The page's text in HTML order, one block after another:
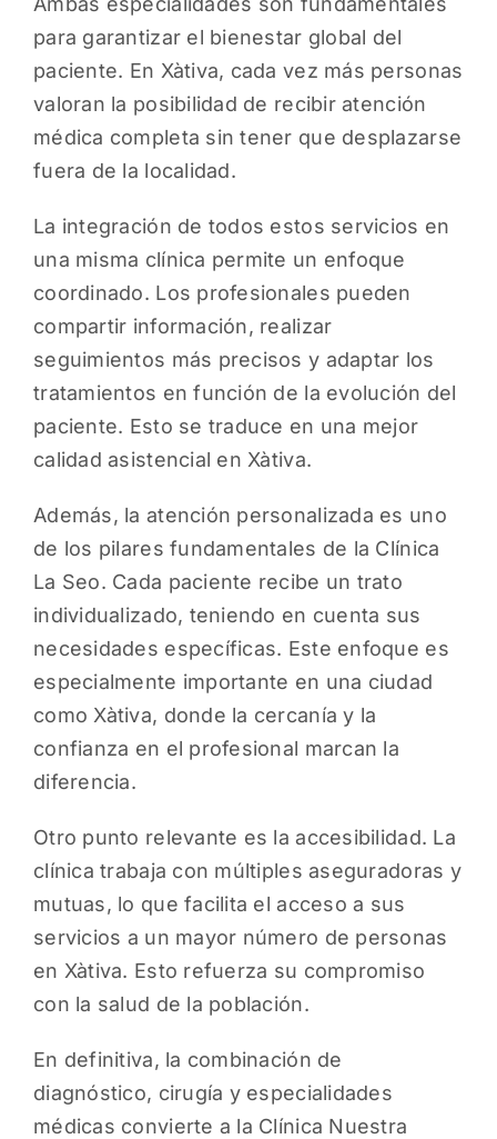
para garantizar el bienestar global del
paciente. En Xàtiva, cada vez más personas
valoran la posibilidad de recibir atención
médica completa sin tener que desplazarse
fuera de la localidad.
La integración de todos estos servicios en
una misma clínica permite un enfoque
coordinado. Los profesionales pueden
compartir información, realizar
seguimientos más precisos y adaptar los
tratamientos en función de la evolución del
paciente. Esto se traduce en una mejor
calidad asistencial en Xàtiva.
Además, la atención personalizada es uno
de los pilares fundamentales de la Clínica
La Seo. Cada paciente recibe un trato
individualizado, teniendo en cuenta sus
necesidades específicas. Este enfoque es
especialmente importante en una ciudad
como Xàtiva, donde la cercanía y la
confianza en el profesional marcan la
diferencia.
Otro punto relevante es la accesibilidad. La
clínica trabaja con múltiples aseguradoras y
mutuas, lo que facilita el acceso a sus
servicios a un mayor número de personas
en Xàtiva. Esto refuerza su compromiso
con la salud de la población.
En definitiva, la combinación de
diagnóstico, cirugía y especialidades
médicas convierte a la Clínica Nuestra